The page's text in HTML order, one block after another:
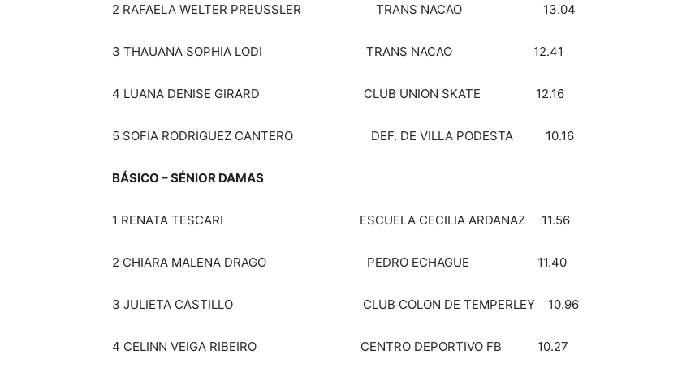
2 RAFAELA WELTER PREUSSLER TRANS NACAO 13.04
3 THAUANA SOPHIA LODI TRANS NACAO 12.41
4 LUANA DENISE GIRARD CLUB UNION SKATE 12.16
5 SOFIA RODRIGUEZ CANTERO DEF. DE VILLA PODESTA 10.16
BÁSICO – SÉNIOR DAMAS
1 RENATA TESCARI ESCUELA CECILIA ARDANAZ 11.56
2 CHIARA MALENA DRAGO PEDRO ECHAGUE 11.40
3 JULIETA CASTILLO CLUB COLON DE TEMPERLEY 10.96
4 CELINN VEIGA RIBEIRO CENTRO DEPORTIVO FB 10.27